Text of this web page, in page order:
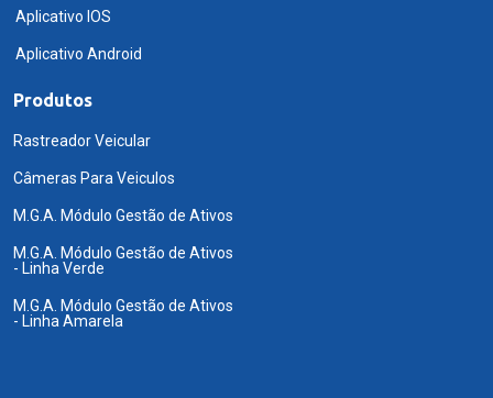
Aplicativo IOS
Aplicativo Android
Produtos
Rastreador Veicular
Câmeras Para Veiculos
M.G.A. Módulo Gestão de Ativos
M.G.A. Módulo Gestão de Ativos
- Linha Verde
M.G.A. Módulo Gestão de Ativos
- Linha Amarela